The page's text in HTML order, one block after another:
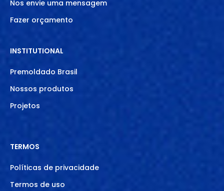
Nos envie uma mensagem
Fazer orçamento
INSTITUTIONAL
Premoldado Brasil
Nossos produtos
Projetos
TERMOS
Políticas de privacidade
Termos de uso